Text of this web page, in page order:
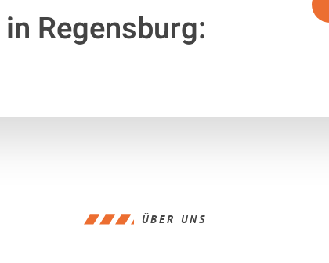
in Regensburg:
ÜBER UNS